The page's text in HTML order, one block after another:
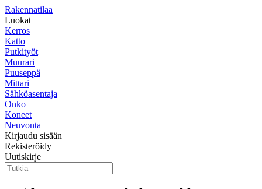
Rakennatilaa
Luokat
Kerros
Katto
Putkityöt
Muurari
Puuseppä
Mittari
Sähköasentaja
Onko
Koneet
Neuvonta
Kirjaudu sisään
Rekisteröidy
Uutiskirje